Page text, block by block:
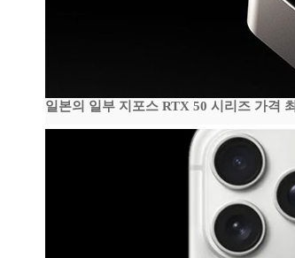
일본의 일부 지포스 RTX 50 시리즈 가격